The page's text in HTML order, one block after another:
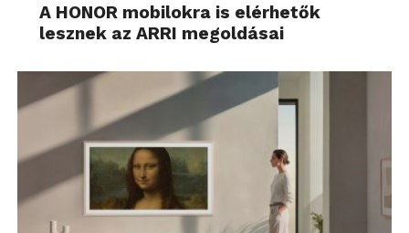
A HONOR mobilokra is elérhetők
lesznek az ARRI megoldásai